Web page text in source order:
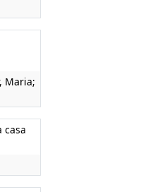
Maria;
casa